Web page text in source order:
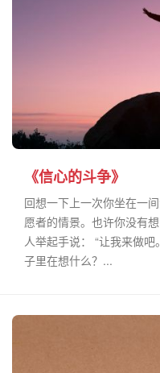
《信心的斗争》
回想一下上一次你坐在一
愿者的情景。也许你没有
人举起手说： “让我来做
子里在想什么？...